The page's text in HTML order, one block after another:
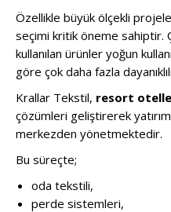
Özellikle büyük ölçekli
seçimi kritik öneme sahiptir.
kullanılan ürünler yoğun
göre çok daha fazla
Krallar Tekstil, resort
çözümleri geliştirerek
merkezden yönetmektedir.
Bu süreçte;
oda tekstili,
perde sistemleri,